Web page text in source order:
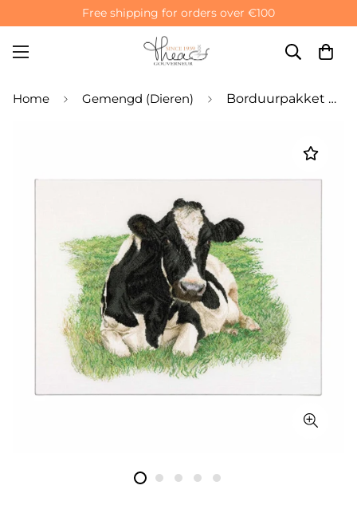
Free shipping for orders over €100
Home Gemengd (Dieren) Borduurpakket met telpatroon: Koe op het platteland - Linnen 32-draads